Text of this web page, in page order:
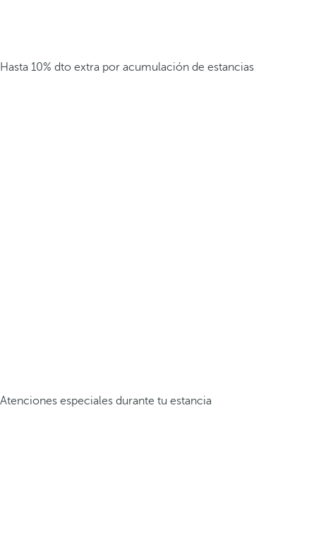
Hasta 10% dto extra por acumulación de estancias
Atenciones especiales durante tu estancia